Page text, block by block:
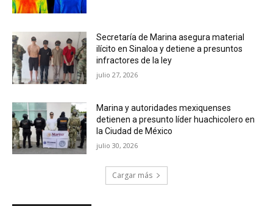
Secretaría de Marina asegura material
ilícito en Sinaloa y detiene a presuntos
infractores de la ley
julio 27, 2026
Marina y autoridades mexiquenses
detienen a presunto líder huachicolero en
la Ciudad de México
julio 30, 2026
Cargar más